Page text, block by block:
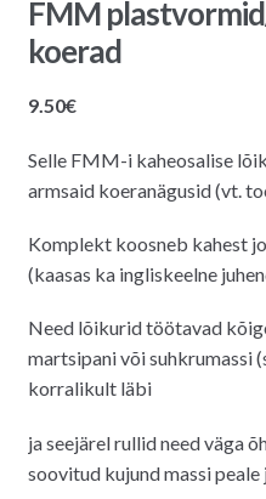
FMM
koerad
9.50€
Selle FMM-i kaheosalise
armsaid koeranägusid (vt.
Komplekt koosneb kahest
(kaasas ka ingliskeelne
Need lõikurid töötavad
martsipani või suhkrumassi
korralikult läbi
ja seejärel rullid need väga
soovitud kujund massi